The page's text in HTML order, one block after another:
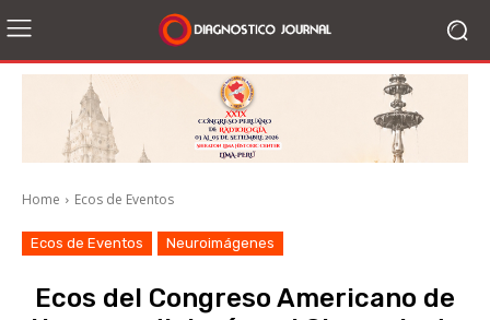
Home Ecos de Eventos
Ecos de Eventos Neuroimágenes
Ecos del Congreso Americano de